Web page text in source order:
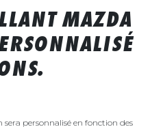
MAZDA
personnalisé en fonction des